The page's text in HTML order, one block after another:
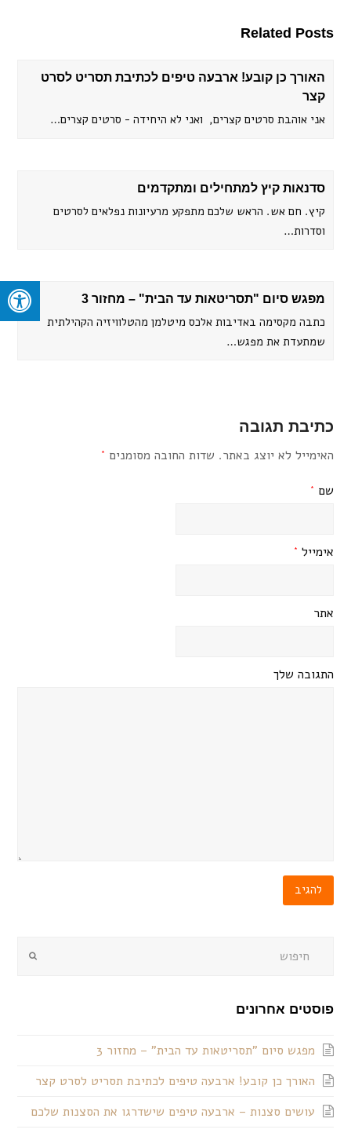
Related Posts
האורך כן קובע! ארבעה טיפים לכתיבת תסריט לסרט
קצר
אני אוהבת סרטים קצרים, ואני לא היחידה - סרטים קצרים…
סדנאות קיץ למתחילים ומתקדמים
קיץ. חם אש. הראש שלכם מתפקע מרעיונות נפלאים לסרטים
וסדרות…
מפגש סיום "תסריטאות עד הבית" – מחזור 3
כתבה מקסימה באדיבות אלכס מיטלמן מהטלוויזיה הקהילתית
שמתעדת את מפגש…
כתיבת תגובה
האימייל לא יוצג באתר. שדות החובה מסומנים *
שם *
אימייל *
אתר
התגובה שלך
שלחו
פוסטים אחרונים
מפגש סיום "תסריטאות עד הבית" – מחזור 3
האורך כן קובע! ארבעה טיפים לכתיבת תסריט לסרט קצר
עושים סצנות – ארבעה טיפים שישדרגו את הסצנות שלכם